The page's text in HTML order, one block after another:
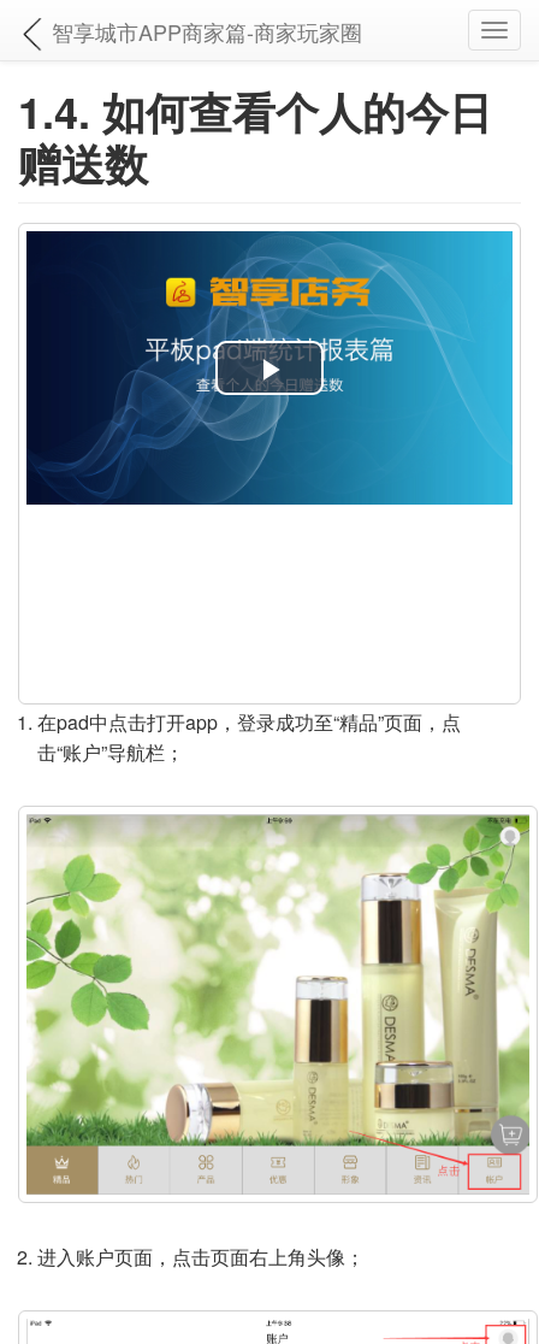
智享城市APP商家篇-商家玩家圈
1.4. 如何查看个人的今日
赠送数
P
l
a
d
o
在pad中点击打开app，登录成功至“精品”页面，点
击“账户”导航栏；
进入账户页面，点击页面右上角头像；